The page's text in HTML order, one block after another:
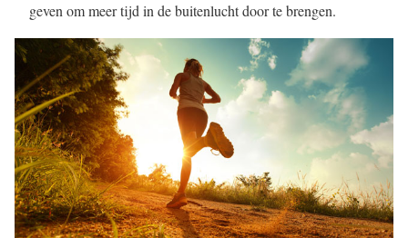
geven om meer tijd in de buitenlucht door te brengen.